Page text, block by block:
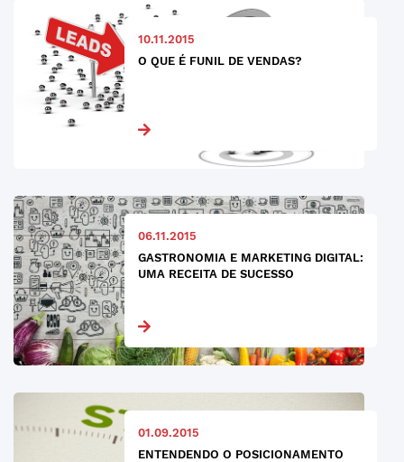
10.11.2015
O QUE É FUNIL DE VENDAS?
06.11.2015
GASTRONOMIA E MARKETING DIGITAL:
UMA RECEITA DE SUCESSO
01.09.2015
ENTENDENDO O POSICIONAMENTO